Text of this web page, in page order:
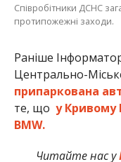
Співробітники ДСНС
протипожежні заходи.
Раніше
Центрально-
припаркована
те, що у Кривому
BMW.
Читайте нас у